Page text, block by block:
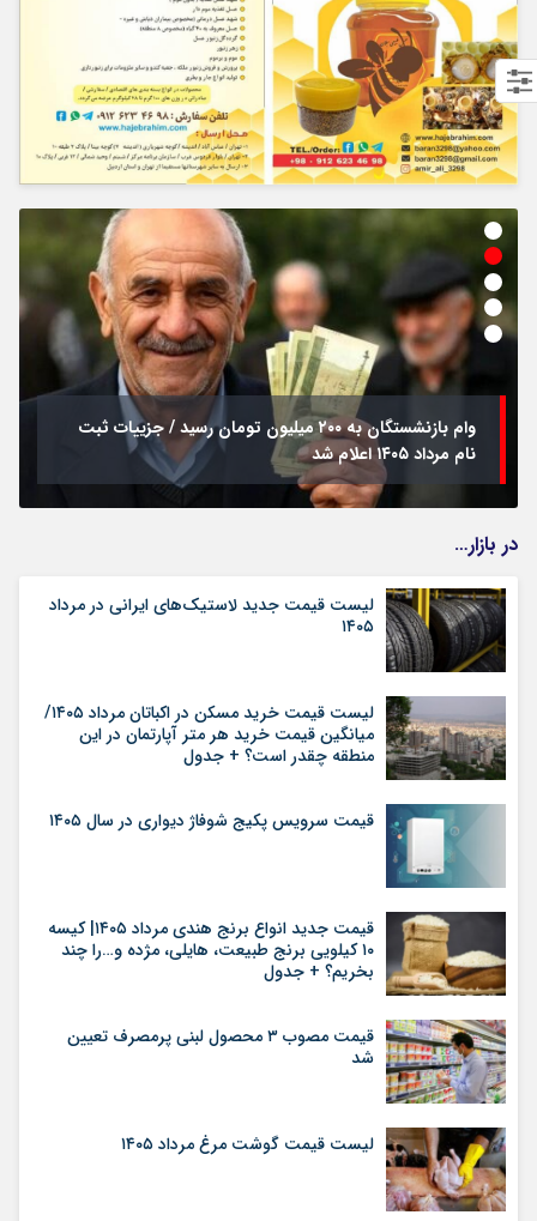
وام بازنشستگان به ۲۰۰ میلیون تومان رسید / جزییات ثبت
نام مرداد ۱۴۰۵ اعلام شد
در بازار…
لیست قیمت جدید لاستیک‌های ایرانی در مرداد
۱۴۰۵
لیست قیمت خرید مسکن در اکباتان مرداد ۱۴۰۵/
میانگین قیمت خرید هر متر آپارتمان در این
منطقه چقدر است؟ + جدول
قیمت سرویس پکیج شوفاژ دیواری در سال ۱۴۰۵
قیمت جدید انواع برنج هندی مرداد ۱۴۰۵| کیسه
۱۰ کیلویی برنج طبیعت، هایلی، مژده و…را چند
بخریم؟ + جدول
قیمت مصوب ۳ محصول لبنی پرمصرف تعیین
شد
لیست قیمت گوشت مرغ مرداد ۱۴۰۵